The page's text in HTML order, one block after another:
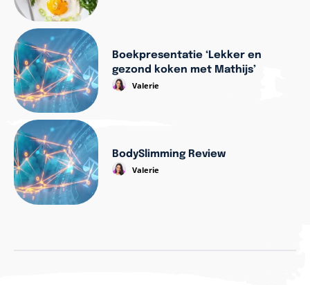
Boekpresentatie ‘Lekker en
gezond koken met Mathijs’
Valerie
BodySlimming Review
Valerie